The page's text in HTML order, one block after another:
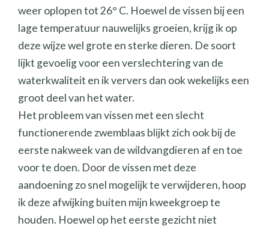
weer oplopen tot 26° C. Hoewel de vissen bij een
lage temperatuur nauwelijks groeien, krijg ik op
deze wijze wel grote en sterke dieren. De soort
lijkt gevoelig voor een verslechtering van de
waterkwaliteit en ik ververs dan ook wekelijks een
groot deel van het water.
Het probleem van vissen met een slecht
functionerende zwemblaas blijkt zich ook bij de
eerste nakweek van de wildvangdieren af en toe
voor te doen. Door de vissen met deze
aandoening zo snel mogelijk te verwijderen, hoop
ik deze afwijking buiten mijn kweekgroep te
houden. Hoewel op het eerste gezicht niet